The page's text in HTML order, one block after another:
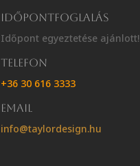
Időpontfoglalás
Időpont egyeztetése ajánlott!
Telefon
+36 30 616 3333
Email
info@taylordesign.hu